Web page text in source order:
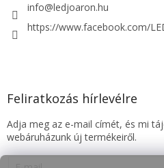
info@ledjoaron.hu
https://www.facebook.com/
Feliratkozás hírlevélre
Adja meg az e-mail címét, és mi
webáruházunk új termékeiről.